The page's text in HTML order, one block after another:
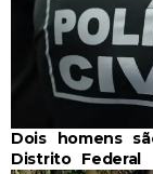
Dois homens
Distrito Federal